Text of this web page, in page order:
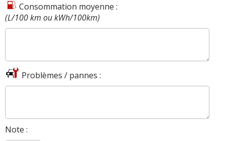
Consommation moyenne :
(L/100 km ou kWh/100km)
Problèmes / pannes :
Note :